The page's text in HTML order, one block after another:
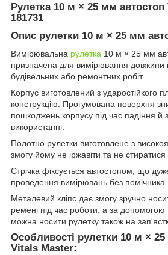
Рулетка 10 м × 25 мм
181731
Опис рулетки 10 м × 25 мм
Вимірювальна рулетка 10 м × 25 мм
призначена для вимірювання довжини
будівельних або ремонтних робіт.
Корпус виготовлений з ударостійкого
конструкцію. Прогумована поверхня
пошкоджень корпусу під час падіння й
використанні.
Полотно рулетки виготовлене з
змогу йому не іржавіти та не
Стрічка фіксується автостопом, що
проведення вимірювань без помічника.
Металевий кліпс дає змогу зручно
ремені під час роботи, а за допомогою
можна носити рулетку також на
Особливості рулетки 10 м ×
Vitals Master: